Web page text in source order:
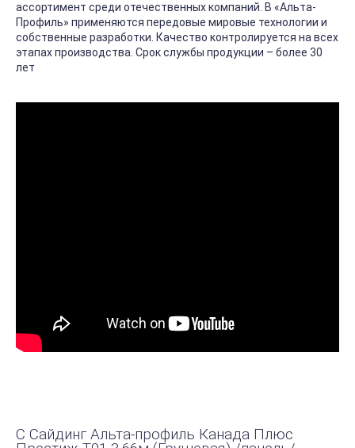
ассортимент среди отечественных компаний. В «Альта-
Профиль» применяются передовые мировые технологии и
собственные разработки. Качество контролируется на всех
этапах производства. Срок службы продукции – более 30
лет
С Сайдинг Альта-профиль Канада Плюс